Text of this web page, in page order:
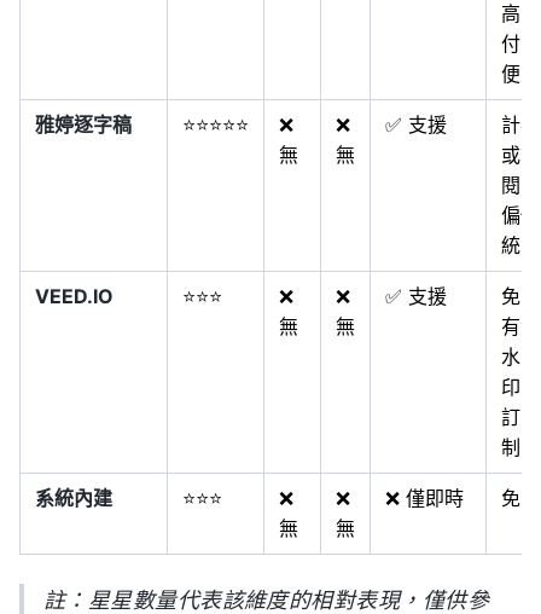
高，
付費
便宜
雅婷逐字稿 ⭐⭐⭐⭐⭐
❌
無
❌
無
✅ 支援
計次
或訂
閱，
偏傳
統
VEED.IO ⭐⭐⭐
❌
無
❌
無
✅ 支援
免費
有浮
水
印，
訂閱
制
系統內建 ⭐⭐⭐
❌
無
❌
無
❌ 僅即時 免費
註：星星數量代表該維度的相對表現，僅供參